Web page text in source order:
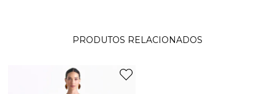
PRODUTOS RELACIONADOS